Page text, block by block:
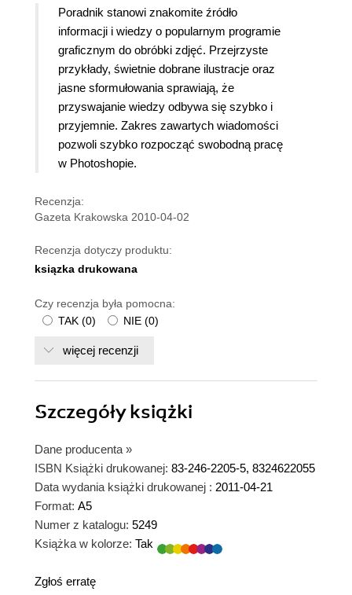
Poradnik stanowi znakomite źródło
informacji i wiedzy o popularnym programie
graficznym do obróbki zdjęć. Przejrzyste
przykłady, świetnie dobrane ilustracje oraz
jasne sformułowania sprawiają, że
przyswajanie wiedzy odbywa się szybko i
przyjemnie. Zakres zawartych wiadomości
pozwoli szybko rozpocząć swobodną pracę
w Photoshopie.
Recenzja:
Gazeta Krakowska 2010-04-02
Recenzja dotyczy produktu:
ksiązka drukowana
Czy recenzja była pomocna:
TAK (0) NIE (0)
więcej recenzji
Szczegółyksiążki
Dane producenta »
ISBN Książki drukowanej: 83-246-2205-5, 8324622055
Data wydania książki drukowanej : 2011-04-21
Format: A5
Numer z katalogu: 5249
Książka w kolorze: Tak
Zgłoś erratę